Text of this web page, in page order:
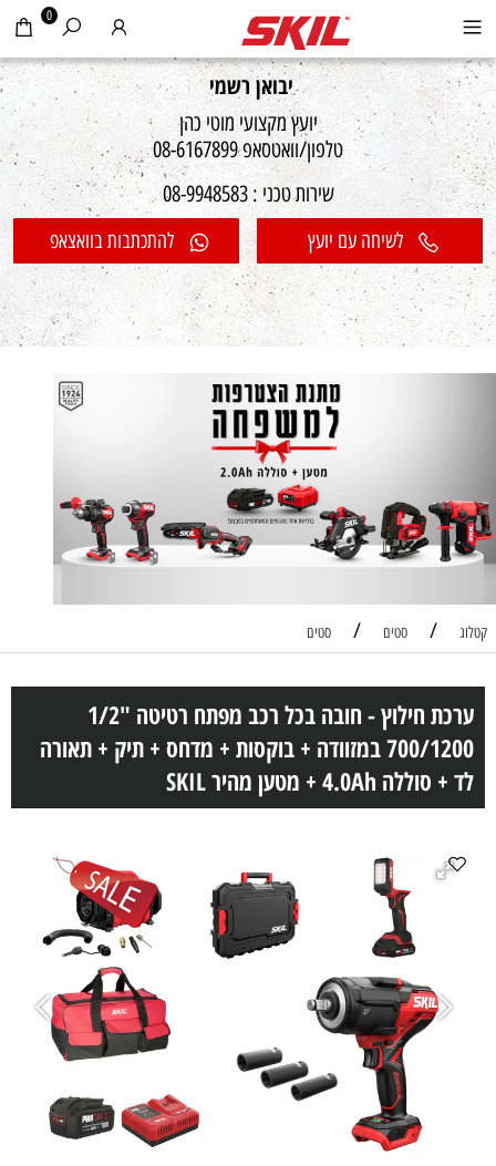
יבואן רשמי
יועץ מקצועי מוטי כהן
טלפון/וואטסאפ 08-6167899
שירות טכני : 08-9948583
לשיחה עם יועץ להתכתבות בוואצאפ
0
קטלוג / סטים / סטים
ערכת חילוץ - חובה בכל רכב מפתח רטיטה "1/2
700/1200 במזוודה + בוקסות + מדחס + תיק + תאורה
לד + סוללה 4.0Ah + מטען מהיר SKIL